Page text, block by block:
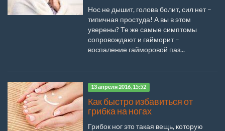
Нос не дышит, голова болит, сил нет –
типичная простуда! А вы в этом
уверены? Те же самые симптомы
сопровождают и гайморит –
воспаление гайморовой паз...
13 апреля 2016, 15:52
Как быстро избавиться от
грибка на ногах
Грибок ног это такая вещь, которую